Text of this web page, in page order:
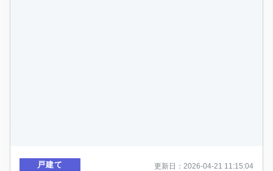
戸建て 更新日：2026-04-21 11:15:04